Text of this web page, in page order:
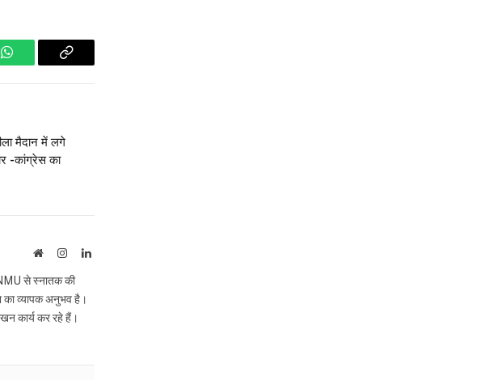
WhatsAppCopy
मैदान में लगे
-कांग्रेस का
WebsiteInstagramLinkedIn
से स्नातक की
का व्यापक अनुभव है।
कार्य कर रहे हैं।